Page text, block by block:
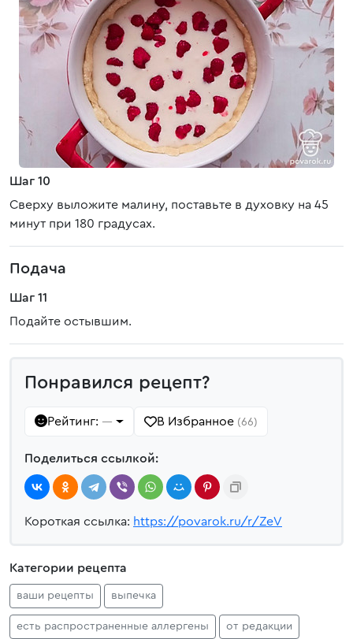
Шаг 10
Сверху выложите малину, поставьте в духовку на 45
минут при 180 градусах.
Подача
Шаг 11
Подайте остывшим.
Понравился рецепт?
Рейтинг: — В Избранное (66)
Поделиться ссылкой:
Короткая ссылка: https://povarok.ru/r/ZeV
Категории рецепта
ваши рецепты выпечка
есть распространенные аллергены от редакции